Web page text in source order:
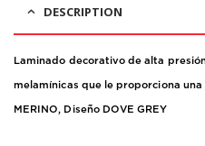
DESCRIPTION
Laminado decorativo de alta
melamínicas que le proporciona
MERINO, Diseño DOVE GREY